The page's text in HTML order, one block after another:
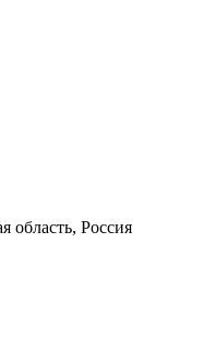
область, Россия